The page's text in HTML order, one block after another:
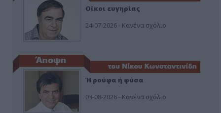
Οίκοι ευγηρίας
24-07-2026 - Κανένα σχόλιο
Ή ρούφα ή φύσα
03-08-2026 - Κανένα σχόλιο